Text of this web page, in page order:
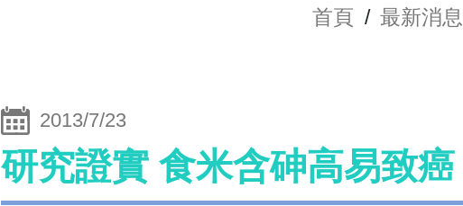
首頁 / 最新消息
2013/7/23
研究證實 食米含砷高易致癌